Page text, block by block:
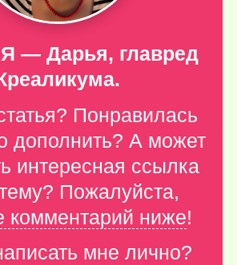
— Дарья, главред
Понравилась
дополнить? А может
интересная ссылка
Пожалуйста,
комментарий ниже!
мне лично?